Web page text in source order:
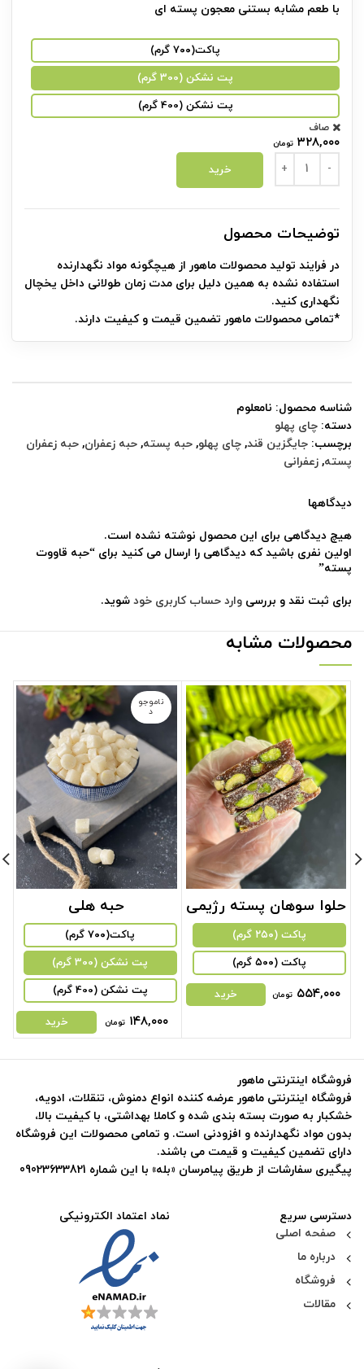
با طعم مشابه بستنی معجون پسته ای
پاکت(۷۰۰ گرم)
پت نشکن (300 گرم)
پت نشکن (400 گرم)
صاف
۳۲۸,۰۰۰ تومان
حبه قاووت پسته عدد
خرید
توضیحات محصول
در فرایند تولید محصولات ماهور از هیچگونه مواد نگهدارنده
استفاده نشده به همین دلیل برای مدت زمان طولانی داخل یخچال
نگهداری کنید.
*تمامی محصولات ماهور تضمین قیمت و کیفیت دارند.
شناسه محصول: نامعلوم
دسته: چای پهلو
برچسب: جایگزین قند, چای پهلو, حبه پسته, حبه زعفران, حبه زعفران
پسته, زعفرانی
دیدگاهها
هیچ دیدگاهی برای این محصول نوشته نشده است.
اولین نفری باشید که دیدگاهی را ارسال می کنید برای “حبه قاووت
پسته”
برای ثبت نقد و بررسی وارد حساب کاربری خود شوید.
محصولات مشابه
حلوا‌‌ سوهان پسته رژیمی
پاکت (۲۵۰ گرم)
پاکت (۵۰۰ گرم)
۵۵۴,۰۰۰ تومان خرید
ناموجو
د
حبه هلی
پاکت(۷۰۰ گرم)
پت نشکن (300 گرم)
پت نشکن (400 گرم)
۱۴۸,۰۰۰ تومان خرید
نماد اعتماد الکترونیکی
دسترسی سریع
صفحه اصلی
درباره ما
فروشگاه
مقالات
فروشگاه اینترنتی ماهور
فروشگاه اینترنتی ماهور عرضه کننده انواع دمنوش، تنقلات، ادویه،
خشکبار به صورت بسته بندی شده و کاملا بهداشتی، با کیفیت بالا،
بدون مواد نگهدارنده و افزودنی است. و تمامی محصولات این فروشگاه
دارای تضمین کیفیت و قیمت می باشند.
پیگیری سفارشات از طریق پیامرسان «بله» با این شماره 09023633821